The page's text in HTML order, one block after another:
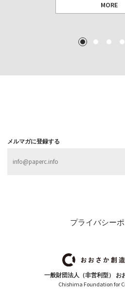
MORE
MORE
MORE
1 2 3 4
メルマガに登録する
プライバシー
一般財団法人（非営利型） お
Chishima Foundation for